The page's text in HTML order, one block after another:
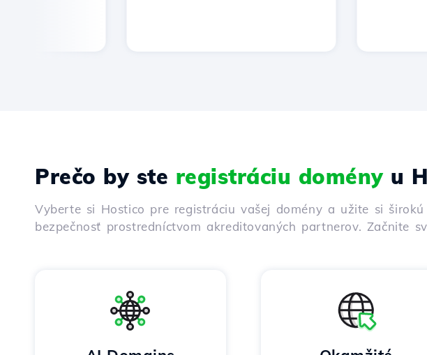
Prečo by ste registráciu doményu
Vyberte si Hostico pre registráciu vašej domény a užite si
bezpečnosť prostredníctvom akreditovaných partnerov. Začnite